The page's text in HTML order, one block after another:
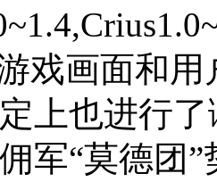
戏画面和
上也进行
军“莫德团